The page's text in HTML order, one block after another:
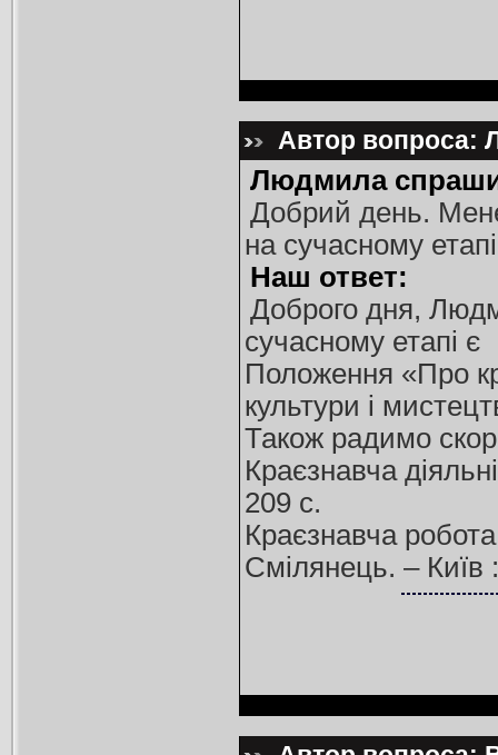
Автор вопроса:
Людмила
Добрий день. Мене
на сучасному
Наш ответ:
Доброго дня,
сучасному етапі є
Положення «Про
культури і
Також радимо
Краєзнавча
209 с.
Краєзнавча
Смілянець. – Київ